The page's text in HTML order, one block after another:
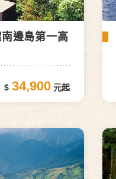
邊島第一高
34,900